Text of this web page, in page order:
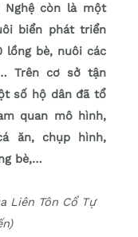
Nghệ còn là một
biển phát triển
lồng bè, nuôi các
Trên cơ sở tận
số hộ dân đã tổ
quan mô hình,
ăn, chụp hình,
bè,…
Liên Tôn Cổ Tự